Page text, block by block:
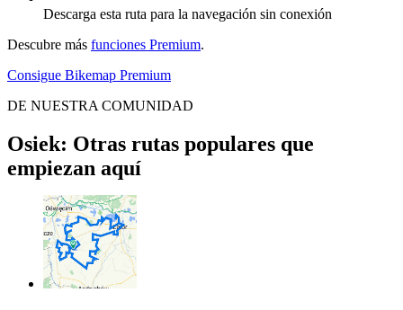
Descarga esta ruta para la navegación sin conexión
Descubre más funciones Premium.
Consigue Bikemap Premium
DE NUESTRA COMUNIDAD
Osiek: Otras rutas populares que
empiezan aquí